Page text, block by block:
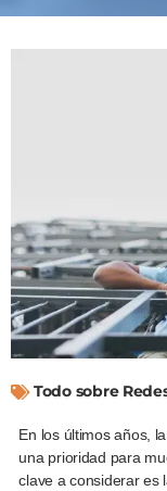
Todo sobre
En los últimos años,
una prioridad para
clave a considerar es